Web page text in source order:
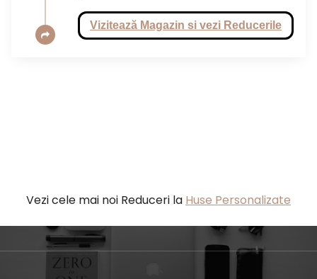
Vizitează Magazin si vezi Reducerile
Vezi cele mai noi Reduceri la Huse Personalizate